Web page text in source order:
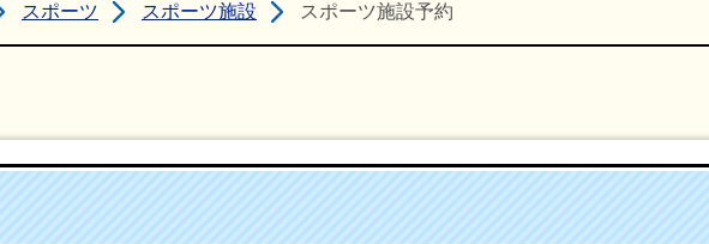
スポーツ スポーツ施設 スポーツ施設予約